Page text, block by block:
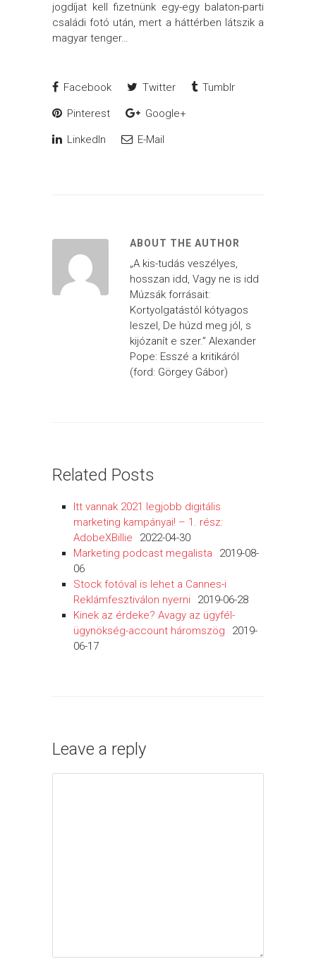
jogdíjat kell fizetnünk egy-egy balaton-parti
családi fotó után, mert a háttérben látszik a
magyar tenger…
Facebook Twitter Tumblr
Pinterest Google+
LinkedIn E-Mail
ABOUT THE AUTHOR
„A kis-tudás veszélyes,
hosszan idd, Vagy ne is idd
Múzsák forrásait:
Kortyolgatástól kótyagos
leszel, De húzd meg jól, s
kijózanít e szer.” Alexander
Pope: Esszé a kritikáról
(ford: Görgey Gábor)
Related Posts
Itt vannak 2021 legjobb digitális
marketing kampányai! – 1. rész:
AdobeXBillie
2022-04-30
Marketing podcast megalista
2019-08-
06
Stock fotóval is lehet a Cannes-i
Reklámfesztiválon nyerni
2019-06-28
Kinek az érdeke? Avagy az ügyfél-
ügynökség-account háromszög
2019-
06-17
Leave a reply